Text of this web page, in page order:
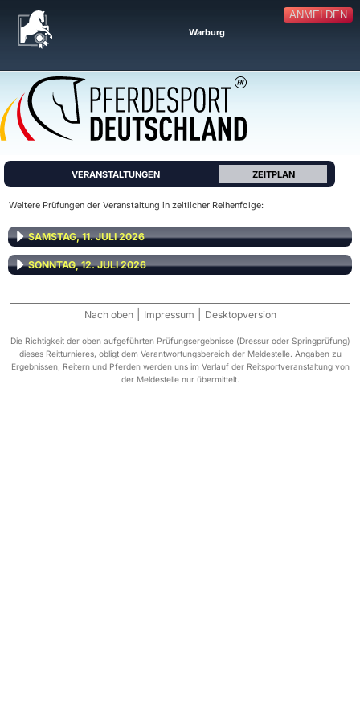
ANMELDEN
Warburg
VERANSTALTUNGEN ZEITPLAN
Weitere Prüfungen der Veranstaltung in zeitlicher Reihenfolge:
SAMSTAG, 11. JULI 2026
SONNTAG, 12. JULI 2026
Nach oben Impressum Desktopversion
Die Richtigkeit der oben aufgeführten Prüfungsergebnisse (Dressur oder Springprüfung)
dieses Reitturnieres, obligt dem Verantwortungsbereich der Meldestelle. Angaben zu
Ergebnissen, Reitern und Pferden werden uns im Verlauf der Reitsportveranstaltung von
der Meldestelle nur übermittelt.